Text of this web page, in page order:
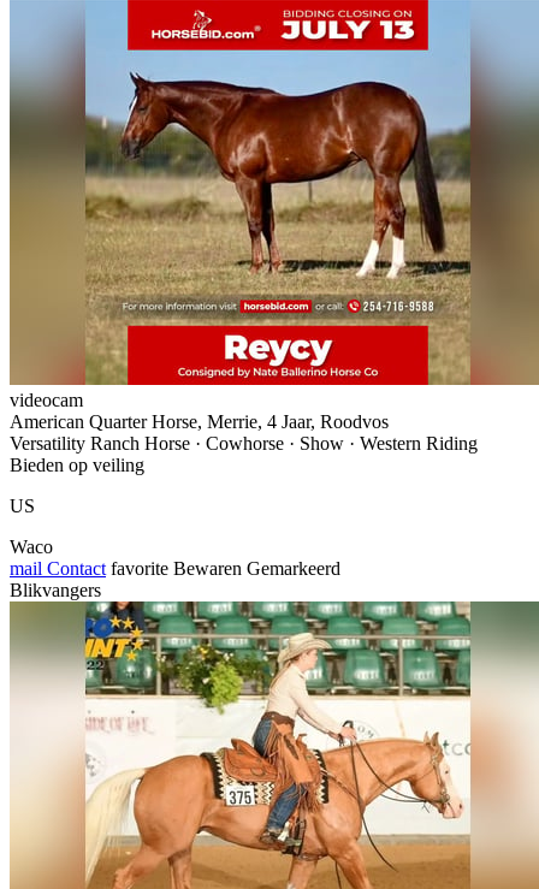
videocam
American Quarter Horse, Merrie, 4 Jaar, Roodvos
Versatility Ranch Horse · Cowhorse · Show · Western Riding
Bieden op veiling
US
Waco
mail Contact favorite Bewaren Gemarkeerd
Blikvangers